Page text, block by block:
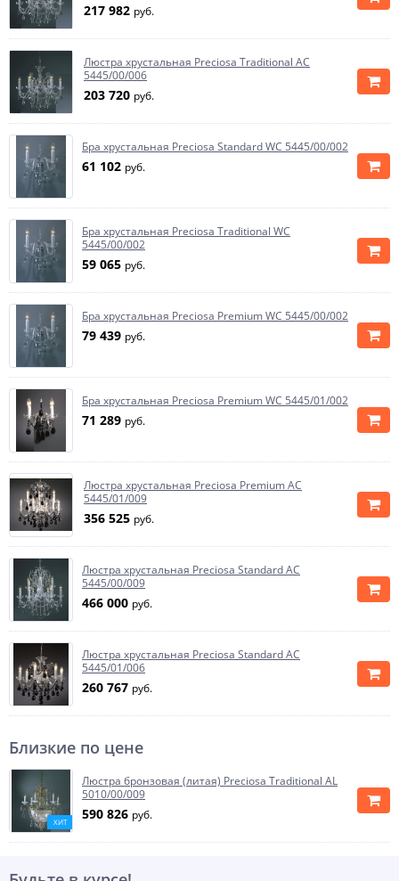
217 982 руб.
Люстра хрустальная Preciosa Traditional AC
5445/00/006
203 720 руб.
Бра хрустальная Preciosa Standard WC 5445/00/002
61 102 руб.
Бра хрустальная Preciosa Traditional WC
5445/00/002
59 065 руб.
Бра хрустальная Preciosa Premium WC 5445/00/002
79 439 руб.
Бра хрустальная Preciosa Premium WC 5445/01/002
71 289 руб.
Люстра хрустальная Preciosa Premium AC
5445/01/009
356 525 руб.
Люстра хрустальная Preciosa Standard AC
5445/00/009
466 000 руб.
Люстра хрустальная Preciosa Standard AC
5445/01/006
260 767 руб.
Близкие по цене
ХИТ
Люстра бронзовая (литая) Preciosa Traditional AL
5010/00/009
590 826 руб.